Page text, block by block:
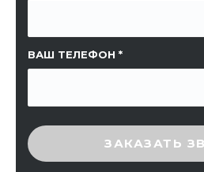
ВАШ ТЕЛЕФОН
ВВЕДИТЕ ПРОВЕРОЧНЫЙ КОД
ЗАКАЗАТЬ